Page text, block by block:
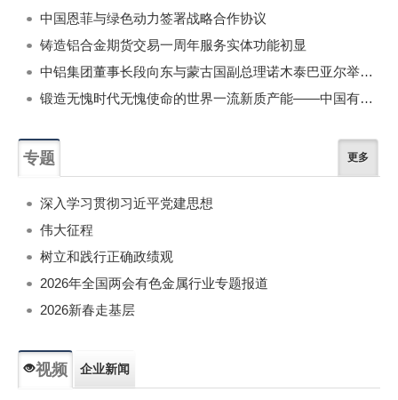
中国恩菲与绿色动力签署战略合作协议
铸造铝合金期货交易一周年服务实体功能初显
中铝集团董事长段向东与蒙古国副总理诺木泰巴亚尔举行会谈
锻造无愧时代无愧使命的世界一流新质产能——中国有色金属工业的战略应对与破局之道（二）
专题 更多
深入学习贯彻习近平党建思想
伟大征程
树立和践行正确政绩观
2026年全国两会有色金属行业专题报道
2026新春走基层
视频 企业新闻